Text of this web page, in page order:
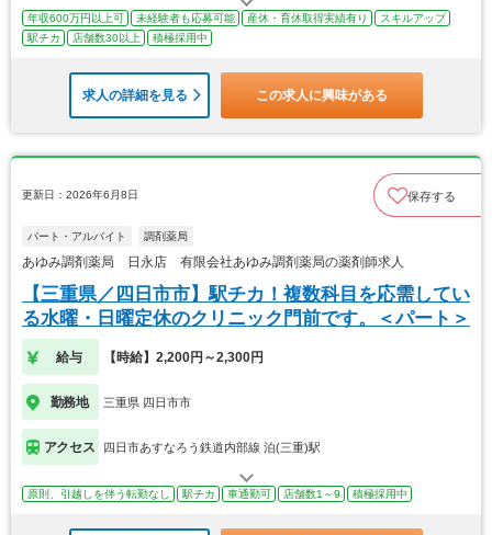
年収600万円以上可 未経験者も応募可能 産休・育休取得実績有り
スキルアップ
駅チカ
店舗数30以上 積極採用中
求人の詳細を見る この求人に興味がある
更新日：2026年6月8日 保存する
パート・アルバイト 調剤薬局
あゆみ調剤薬局 日永店 有限会社あゆみ調剤薬局の薬剤師求人
【三重県／四日市市】駅チカ！複数科目を応需してい
る水曜・日曜定休のクリニック門前です。＜パート＞
給与 【時給】2,200円～2,300円
勤務地 三重県 四日市市
アクセス 四日市あすなろう鉄道内部線 泊(三重)駅
原則、引越しを伴う転勤なし 駅チカ 車通勤可 店舗数1～9 積極採用中